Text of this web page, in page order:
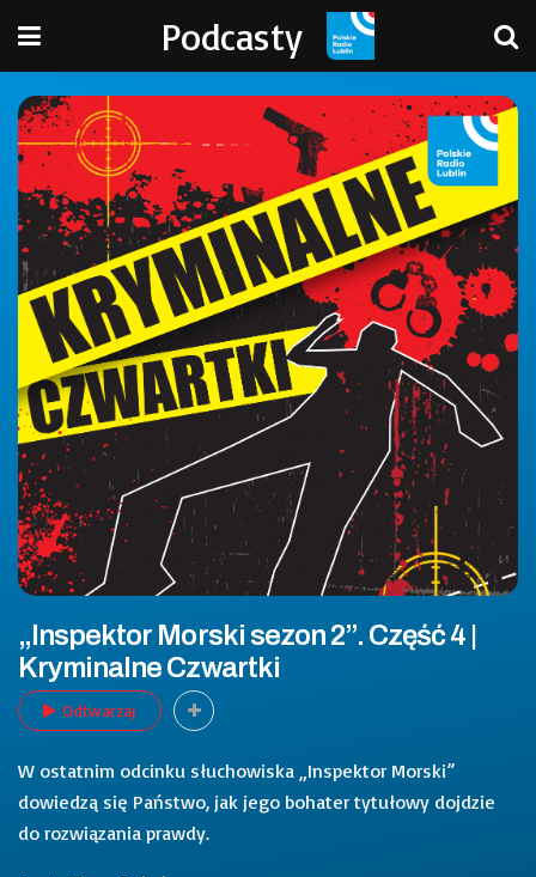
Podcasty
„Inspektor Morski sezon 2”. Część 4 |
Kryminalne Czwartki
Odtwarzaj
W ostatnim odcinku słuchowiska „Inspektor Morski”
dowiedzą się Państwo, jak jego bohater tytułowy dojdzie
do rozwiązania prawdy.